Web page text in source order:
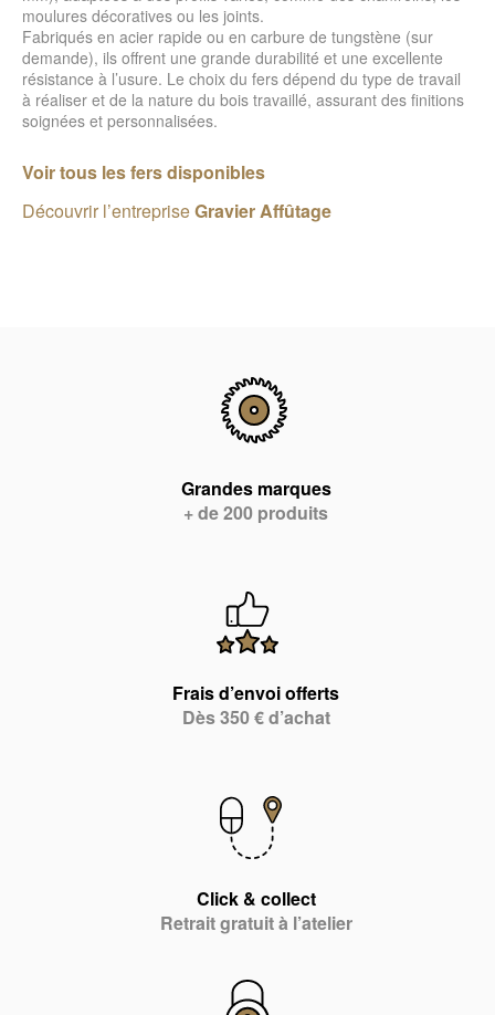
moulures décoratives ou les joints.
Fabriqués en acier rapide ou en carbure de tungstène (sur
demande), ils offrent une grande durabilité et une excellente
résistance à l’usure. Le choix du fers dépend du type de travail
à réaliser et de la nature du bois travaillé, assurant des finitions
soignées et personnalisées.
Voir tous les fers disponibles
Découvrir l’entrepriseGravier Affûtage
Grandes marques
+ de 200 produits
Frais d’envoi offerts
Dès 350 € d’achat
Click & collect
Retrait gratuit à l’atelier